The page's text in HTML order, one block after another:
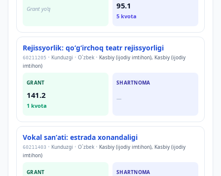
Grant yo'q 95.1
5 kvota
Rejissyorlik: qoʻgʻirchoq teatr rejissyorligi
60211205 • Kunduzgi • O`zbek • Kasbiy (ijodiy imtihon), Kasbiy (ijodiy
imtihon)
GRANT
141.2
1 kvota
SHARTNOMA
—
Vokal sanʼati: estrada xonandaligi
60211403 • Kunduzgi • O`zbek • Kasbiy (ijodiy imtihon), Kasbiy (ijodiy
imtihon)
GRANT SHARTNOMA